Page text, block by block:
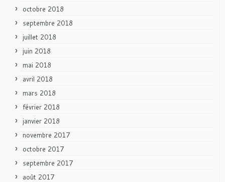
octobre 2018
septembre 2018
juillet 2018
juin 2018
mai 2018
avril 2018
mars 2018
février 2018
janvier 2018
novembre 2017
octobre 2017
septembre 2017
août 2017